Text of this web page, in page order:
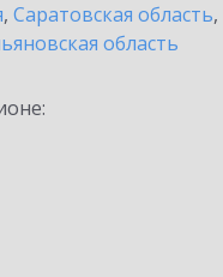
, Саратовская область,
область